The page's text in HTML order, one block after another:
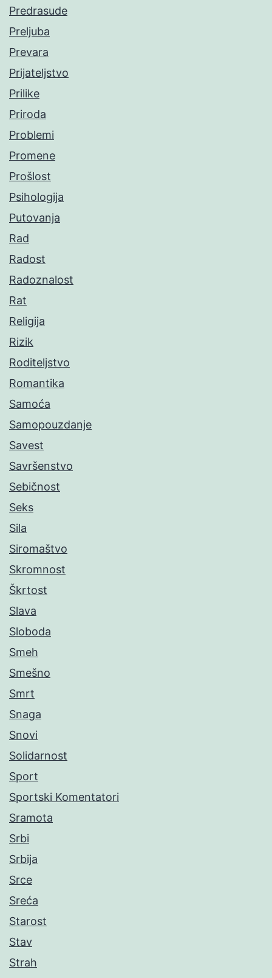
Predrasude
Preljuba
Prevara
Prijateljstvo
Prilike
Priroda
Problemi
Promene
Prošlost
Psihologija
Putovanja
Rad
Radost
Radoznalost
Rat
Religija
Rizik
Roditeljstvo
Romantika
Samoća
Samopouzdanje
Savest
Savršenstvo
Sebičnost
Seks
Sila
Siromaštvo
Skromnost
Škrtost
Slava
Sloboda
Smeh
Smešno
Smrt
Snaga
Snovi
Solidarnost
Sport
Sportski Komentatori
Sramota
Srbi
Srbija
Srce
Sreća
Starost
Stav
Strah